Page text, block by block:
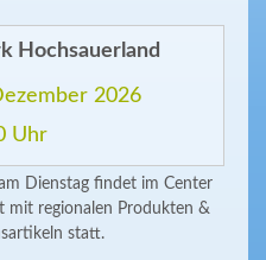
Hochsauerland
2026
Uhr
Dienstag findet im Center
mit regionalen Produkten &
statt.